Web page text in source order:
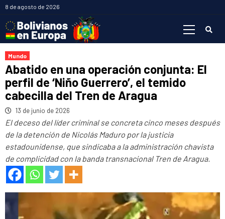
Saltar
contenido
8 de agosto de 2026
Mundo
Abatido en una operación conjunta: El
perfil de ‘Niño Guerrero’, el temido
cabecilla del Tren de Aragua
13 de junio de 2026
El deceso del líder criminal se concreta cinco meses después
de la detención de Nicolás Maduro por la justicia
estadounidense, que sindicaba a la administración chavista
de complicidad con la banda transnacional Tren de Aragua.